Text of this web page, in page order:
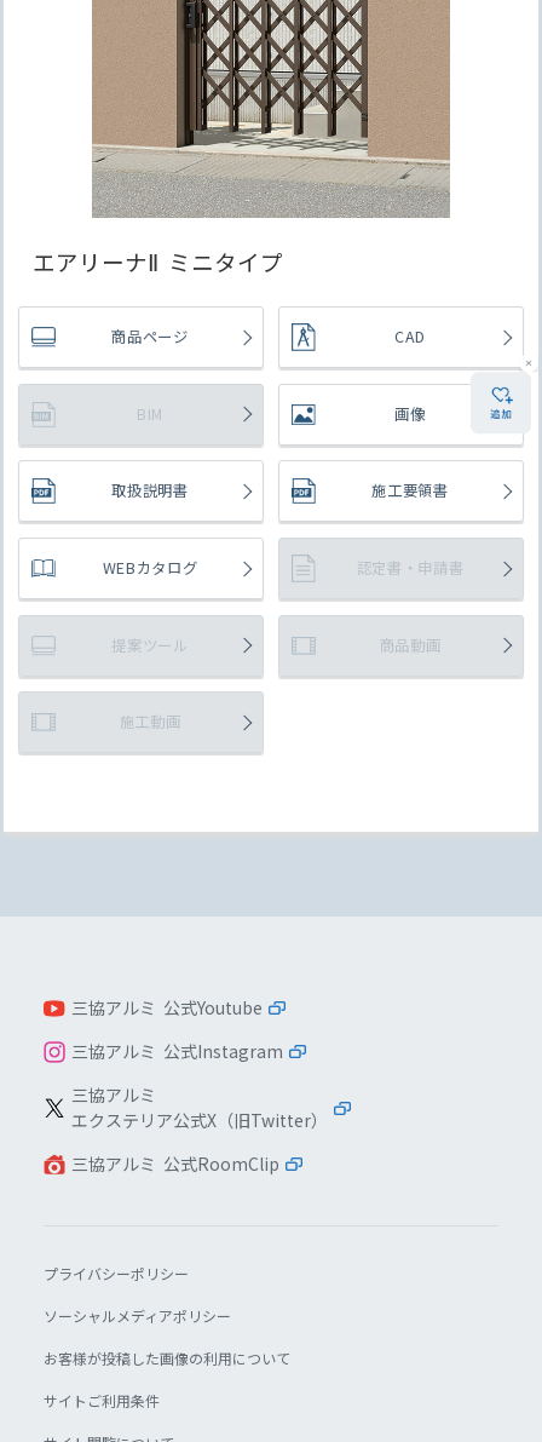
エアリーナⅡ ミニタイプ
商品ページ CAD
BIM 画像
取扱説明書 施工要領書
WEBカタログ 認定書・申請書
提案ツール 商品動画
施工動画
三協アルミ 公式Youtube
三協アルミ 公式Instagram
三協アルミ
エクステリア公式X（旧Twitter）
三協アルミ 公式RoomClip
プライバシーポリシー
ソーシャルメディアポリシー
お客様が投稿した画像の利用について
サイトご利用条件